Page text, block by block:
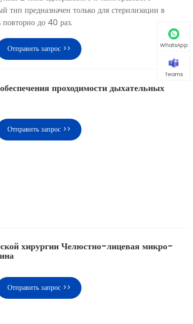
тип предназначен только для стерилизации в
повторно до 40 раз.
Отправить запрос >>
проходимости дыхательных
Отправить запрос >>
хирургии Челюстно-лицевая микро-
Отправить запрос >>
WhatsApp
Teams